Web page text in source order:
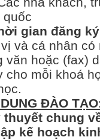
quốc
gian đăng
và cá nhân
văn hoặc (fax)
cho mỗi khoá
ĐÀO
thuyết chung
kế hoạch